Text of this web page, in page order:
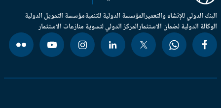
الدولي للإنشاء والتعميرالمؤسسة الدولية للتنميةمؤسسة التمويل الدولية
الدولية لضمان الاستثمارالمركز الدولي لتسوية منازعات الاستثمار